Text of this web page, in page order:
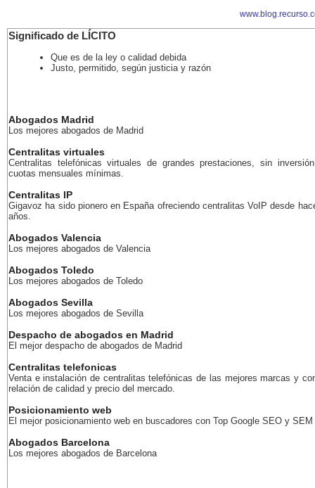
Significado de LÍCITO
Que es de la ley o calidad debida
Justo, permitido, según justicia y razón
Abogados Madrid
Los mejores abogados de Madrid
Centralitas virtuales
Centralitas telefónicas virtuales de grandes prestaciones, sin
cuotas mensuales mínimas.
Centralitas IP
Gigavoz ha sido pionero en España ofreciendo centralitas VoIP desde
años.
Abogados Valencia
Los mejores abogados de Valencia
Abogados Toledo
Los mejores abogados de Toledo
Abogados Sevilla
Los mejores abogados de Sevilla
Despacho de abogados en Madrid
El mejor despacho de abogados de Madrid
Centralitas telefonicas
Venta e instalación de centralitas telefónicas de las mejores marcas y
relación de calidad y precio del mercado.
Posicionamiento web
El mejor posicionamiento web en buscadores con Top Google SEO y SEM
Abogados Barcelona
Los mejores abogados de Barcelona